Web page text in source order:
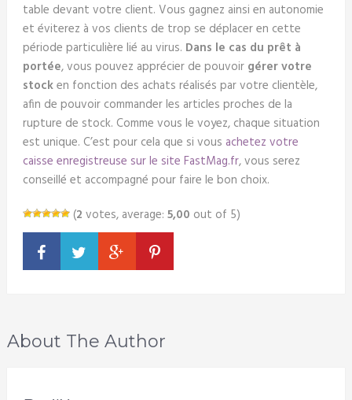
table devant votre client. Vous gagnez ainsi en autonomie
et éviterez à vos clients de trop se déplacer en cette
période particulière lié au virus. Dans le cas du prêt à
portée, vous pouvez apprécier de pouvoir gérer votre
stocken fonction des achats réalisés par votre clientèle,
afin de pouvoir commander les articles proches de la
rupture de stock. Comme vous le voyez, chaque situation
est unique. C’est pour cela que si vous achetez votre
caisse enregistreuse sur le site FastMag.fr, vous serez
conseillé et accompagné pour faire le bon choix.
(2 votes, average: 5,00 out of 5)
About The Author